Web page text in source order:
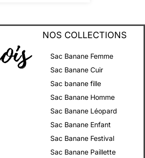
NOS COLLECTIONS
Sac Banane Femme
Sac Banane Cuir
Sac banane fille
Sac Banane Homme
Sac Banane Léopard
Sac Banane Enfant
Sac Banane Festival
Sac Banane Paillette